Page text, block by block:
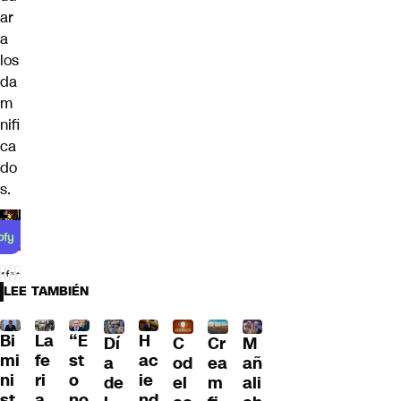
ar
a
los
da
m
nifi
ca
do
s.
LEE TAMBIÉN
Bi
mi
ni
La
fe
ri
“E
st
o
Dí
a
de
H
ac
ie
C
od
el
Cr
ea
m
M
añ
ali